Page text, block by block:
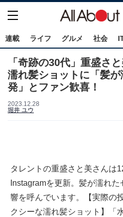
連載 ライフ グルメ 社会
「奇跡の30代」重盛さ
濡れ髪ショットに「髪
発」とファン歓喜！
2023.12.28
堀井 ユウ
タレントの重盛さと美さんは
Instagramを更新。髪が濡れ
響を呼んでいます。【実際の
クシーな濡れ髪ショット】「